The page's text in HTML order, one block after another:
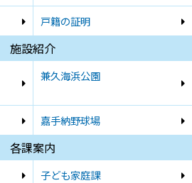
戸籍の証明
施設紹介
兼久海浜公園
嘉手納野球場
各課案内
子ども家庭課